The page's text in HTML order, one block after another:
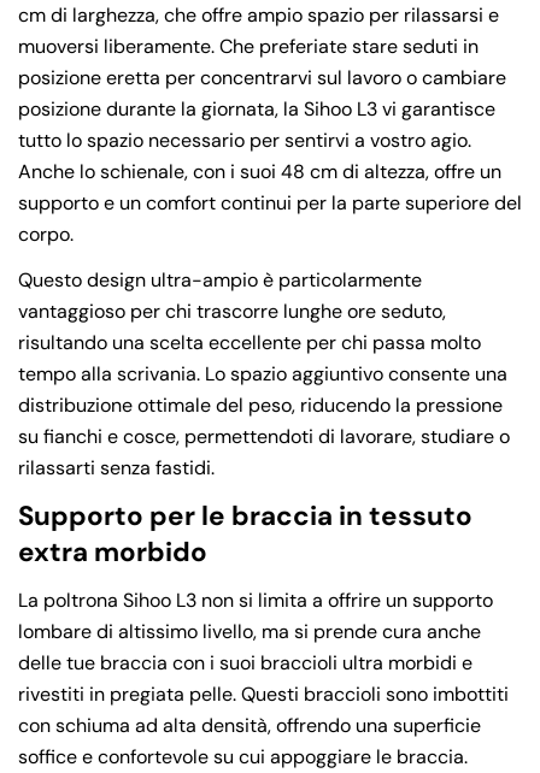
cm di larghezza, che offre ampio spazio per rilassarsi e
muoversi liberamente. Che preferiate stare seduti in
posizione eretta per concentrarvi sul lavoro o cambiare
posizione durante la giornata, la Sihoo L3 vi garantisce
tutto lo spazio necessario per sentirvi a vostro agio.
Anche lo schienale, con i suoi 48 cm di altezza, offre un
supporto e un comfort continui per la parte superiore del
corpo.
Questo design ultra-ampio è particolarmente
vantaggioso per chi trascorre lunghe ore seduto,
risultando una scelta eccellente per chi passa molto
tempo alla scrivania. Lo spazio aggiuntivo consente una
distribuzione ottimale del peso, riducendo la pressione
su fianchi e cosce, permettendoti di lavorare, studiare o
rilassarti senza fastidi.
Supporto per le braccia in tessuto
extra morbido
La poltrona Sihoo L3 non si limita a offrire un supporto
lombare di altissimo livello, ma si prende cura anche
delle tue braccia con i suoi braccioli ultra morbidi e
rivestiti in pregiata pelle. Questi braccioli sono imbottiti
con schiuma ad alta densità, offrendo una superficie
soffice e confortevole su cui appoggiare le braccia.